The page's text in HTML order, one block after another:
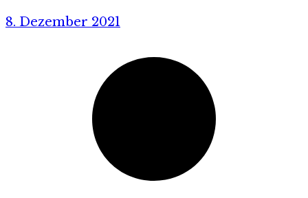
8. Dezember 2021